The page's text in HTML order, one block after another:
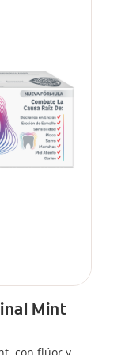
Mint